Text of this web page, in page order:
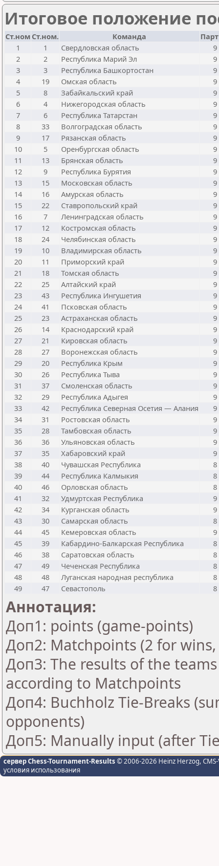
Итоговое положение
Ст.ном Ст.ном. Команда
1
1 Свердловская область
9
2
2 Республика Марий Эл
9
3
3 Республика Башкортостан
9
4
19 Омская область
9
5
8 Забайкальский край
9
6
4 Нижегородская область
9
7
6 Республика Татарстан
9
8
33 Волгоградская область
9
9
17 Рязанская область
9
10
5 Оренбургская область
9
11
13 Брянская область
9
12
9 Республика Бурятия
9
13
15 Московская область
9
14
16 Амурская область
9
15
22 Ставропольский край
9
16
7 Ленинградская область
9
17
12 Костромская область
9
18
24 Челябинская область
9
19
10 Владимирская область
9
20
11 Приморский край
9
21
18 Томская область
9
22
25 Алтайский край
9
23
43 Республика Ингушетия
9
24
41 Псковская область
9
25
23 Астраханская область
9
26
14 Краснодарский край
9
27
21 Кировская область
9
28
27 Воронежская область
9
29
20 Республика Крым
9
30
26 Республика Тыва
9
31
37 Смоленская область
9
32
29 Республика Адыгея
9
33
42 Республика Северная Осетия — Алания
9
34
31 Ростовская область
9
35
28 Тамбовская область
9
36
36 Ульяновская область
9
37
35 Хабаровский край
9
38
40 Чувашская Республика
8
39
44 Республика Калмыкия
8
40
46 Орловская область
8
41
32 Удмуртская Республика
9
42
34 Курганская область
9
43
30 Самарская область
8
44
45 Кемеровская область
9
45
39 Кабардино-Балкарская Республика
8
46
38 Саратовская область
8
47
49 Чеченская Республика
8
48
48 Луганская народная республика
8
49
47 Севастополь 8
Аннотация:
Доп1: points (game-points)
Доп2: Matchpoints (2 for
Доп3: The results of the
according to Matchpoints
Доп4: Buchholz Tie-Breaks
opponents)
Доп5: Manually input (after
сервер Chess-Tournament-Results © 2006-2026 Heinz Herzog,
условия использования